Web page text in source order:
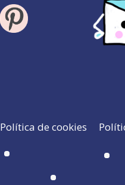
Política de cookies